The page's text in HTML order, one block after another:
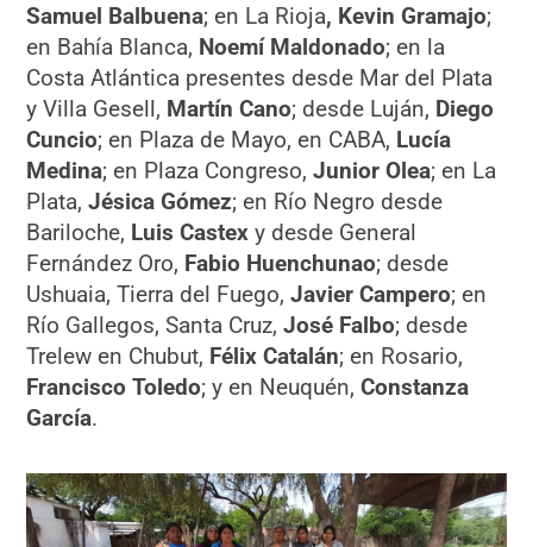
Samuel Balbuena; en La Rioja, Kevin Gramajo;
en Bahía Blanca, Noemí Maldonado; en la
Costa Atlántica presentes desde Mar del Plata
y Villa Gesell, Martín Cano; desde Luján, Diego
Cuncio; en Plaza de Mayo, en CABA, Lucía
Medina; en Plaza Congreso,Junior Olea; en La
Plata,Jésica Gómez; en Río Negro desde
Bariloche, Luis Castex y desde General
Fernández Oro, Fabio Huenchunao; desde
Ushuaia, Tierra del Fuego,Javier Campero; en
Río Gallegos, Santa Cruz,José Falbo; desde
Trelew en Chubut, Félix Catalán; en Rosario,
Francisco Toledo; y en Neuquén,Constanza
García.